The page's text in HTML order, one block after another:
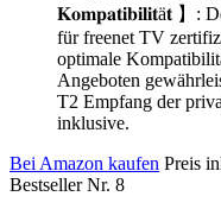
𝐊𝐨𝐦𝐩𝐚𝐭𝐢𝐛𝐢𝐥𝐢𝐭ä𝐭 】
für freenet TV
optimale
Angeboten
T2 Empfang der
inklusive.
Bei Amazon kaufen Preis
Bestseller Nr. 8